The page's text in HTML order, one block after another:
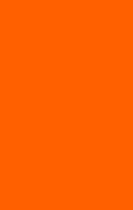
de formateur
leden van
gebonden achten
worden de
benoemd en